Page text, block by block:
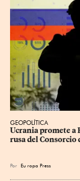
GEOPOLÍTICA
Ucrania promete a
rusa del Consorcio
Por Eu ropa Press